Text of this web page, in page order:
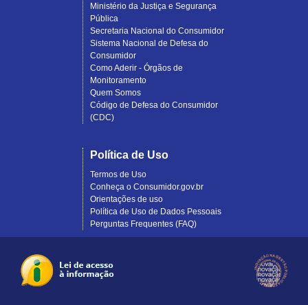
Ministério da Justiça e Segurança
Pública
Secretaria Nacional do Consumidor
Sistema Nacional de Defesa do
Consumidor
Como Aderir - Órgãos de
Monitoramento
Quem Somos
Código de Defesa do Consumidor
(CDC)
Política de Uso
Termos de Uso
Conheça o Consumidor.gov.br
Orientações de uso
Política de Uso de Dados Pessoais
Perguntas Frequentes (FAQ)